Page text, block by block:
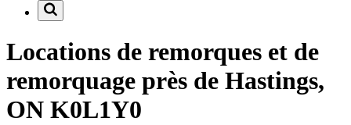
Locations de remorques et de
remorquage près de Hastings,
ON K0L1Y0